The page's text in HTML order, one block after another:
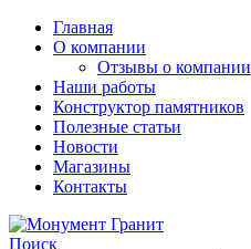
Главная
О компании
Отзывы о компании
Наши работы
Конструктор памятников
Полезные статьи
Новости
Магазины
Контакты
Поиск